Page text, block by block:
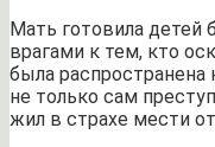
Мать готовила
врагами к тем, кто
была распространена
не только сам
жил в страхе мести